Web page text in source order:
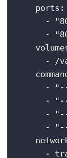
    ports:
-
-
- /
-
-
-
-
-